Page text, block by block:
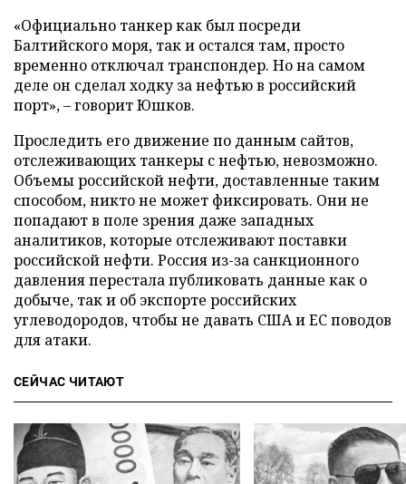
«Официально танкер как был посреди
Балтийского моря, так и остался там, просто
временно отключал транспондер. Но на самом
деле он сделал ходку за нефтью в российский
порт», – говорит Юшков.
Проследить его движение по данным сайтов,
отслеживающих танкеры с нефтью, невозможно.
Объемы российской нефти, доставленные таким
способом, никто не может фиксировать. Они не
попадают в поле зрения даже западных
аналитиков, которые отслеживают поставки
российской нефти. Россия из-за санкционного
давления перестала публиковать данные как о
добыче, так и об экспорте российских
углеводородов, чтобы не давать США и ЕС поводов
для атаки.
СЕЙЧАС ЧИТАЮТ